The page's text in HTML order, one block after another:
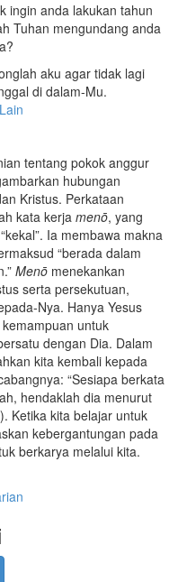
ingin anda lakukan tahun
Tuhan mengundang anda
aku agar tidak lagi
di dalam-Mu.
tentang pokok anggur
hubungan
Kristus. Perkataan
kata kerja menō, yang
Ia membawa makna
“berada dalam
Menō menekankan
serta persekutuan,
Nya. Hanya Yesus
untuk
dengan Dia. Dalam
kita kembali kepada
“Sesiapa berkata
hendaklah dia menurut
Ketika kita belajar untuk
kebergantungan pada
berkarya melalui kita.